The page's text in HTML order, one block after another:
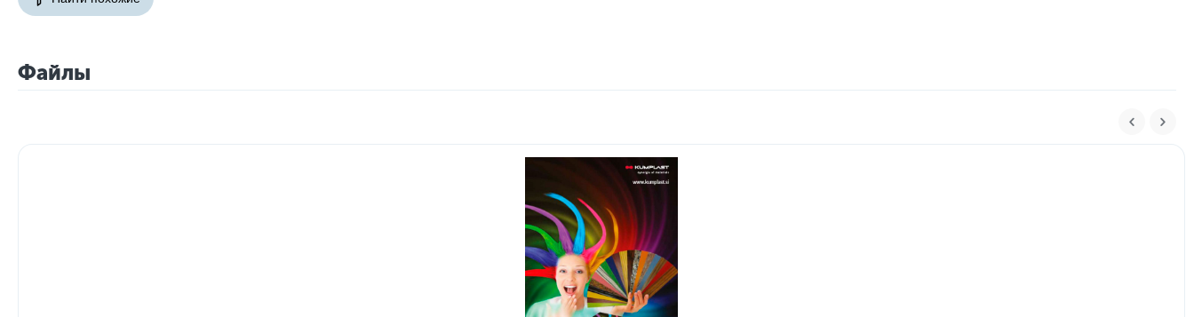
Файлы